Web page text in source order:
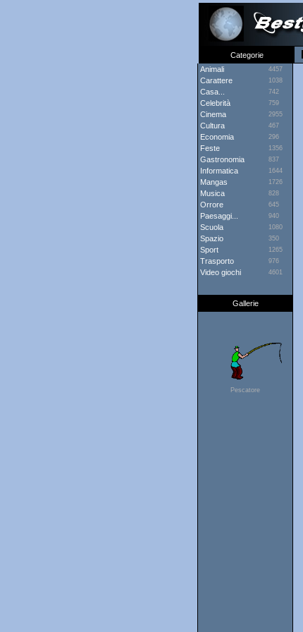
Categorie
Animali
4457
Carattere 1038
Casa... 742
Celebrità 759
Cinema 2955
Cultura 467
Economia 296
Feste 1356
Gastronomia 837
Informatica 1644
Mangas 1726
Musica 828
Orrore 645
Paesaggi... 940
Scuola 1080
Spazio 350
Sport 1265
Trasporto 976
Video giochi 4601
Gallerie
Pescatore